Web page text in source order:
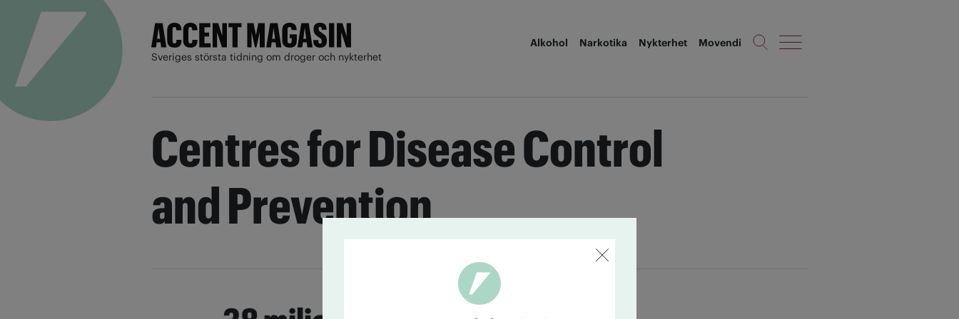
Sveriges största tidning om droger och nykterhet
Alkohol Narkotika Nykterhet Movendi
Centres for Disease Control
and Prevention